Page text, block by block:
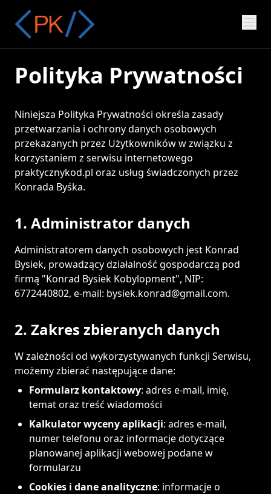
Polityka Prywatności
Niniejsza Polityka Prywatności określa zasady
przetwarzania i ochrony danych osobowych
przekazanych przez Użytkowników w związku z
korzystaniem z serwisu internetowego
praktycznykod.pl oraz usług świadczonych przez
Konrada Byśka.
1. Administrator danych
Administratorem danych osobowych jest Konrad
Bysiek, prowadzący działalność gospodarczą pod
firmą "Konrad Bysiek Kobylopment", NIP:
6772440802, e-mail: bysiek.konrad@gmail.com.
2. Zakres zbieranych danych
W zależności od wykorzystywanych funkcji Serwisu,
możemy zbierać następujące dane:
Formularz kontaktowy: adres e-mail, imię,
temat oraz treść wiadomości
Kalkulator wyceny aplikacji: adres e-mail,
numer telefonu oraz informacje dotyczące
planowanej aplikacji webowej podane w
formularzu
Cookies i dane analityczne: informacje o